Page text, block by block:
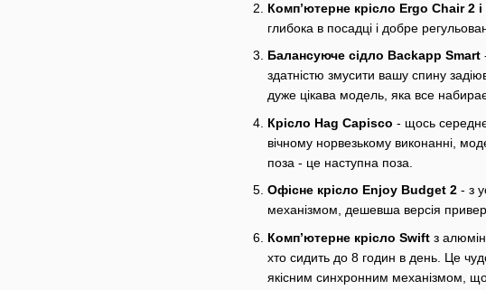
Компʼютерне крісло Ergo Chair 2
глибока в посадці і добре
Балансуюче сідло Backapp Smart
здатністю змусити вашу спину
дуже цікава модель, яка все
Крісло Hag Capisco - щось
вічному норвезькому виконанні,
поза - це наступна поза.
Офісне крісло Enjoy Budget 2 - з
механізмом, дешевша версія
Компʼютерне крісло Swift з
хто сидить до 8 годин в день. Це
якісним синхронним механізмом, що